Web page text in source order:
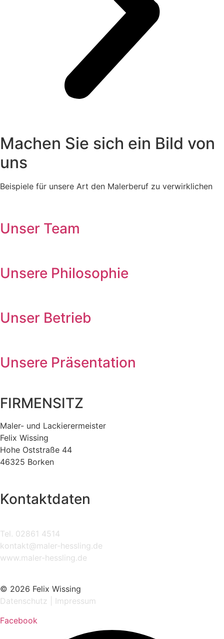
Machen Sie sich ein Bild von
uns
Beispiele für unsere Art den Malerberuf zu verwirklichen
Unser Team
Unsere Philosophie
Unser Betrieb
Unsere Präsentation
FIRMENSITZ
Maler- und Lackierermeister
Felix Wissing
Hohe Oststraße 44
46325 Borken
Kontaktdaten
Tel. 02861 4514
kontakt@maler-hessling.de
www.maler-hessling.de
© 2026 Felix Wissing
Datenschutz
Impressum
Facebook